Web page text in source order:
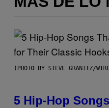
(PHOTO BY STEVE GRANITZ/
5 Hip-Hop